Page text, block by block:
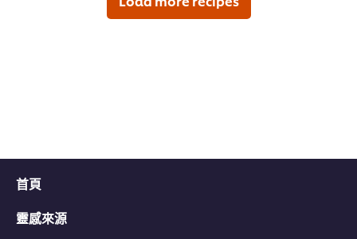
分
提
首頁
靈感來源